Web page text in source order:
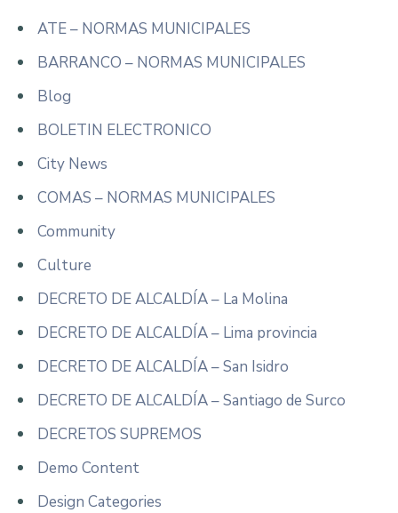
ATE – NORMAS MUNICIPALES
BARRANCO – NORMAS MUNICIPALES
Blog
BOLETIN ELECTRONICO
City News
COMAS – NORMAS MUNICIPALES
Community
Culture
DECRETO DE ALCALDÍA – La Molina
DECRETO DE ALCALDÍA – Lima provincia
DECRETO DE ALCALDÍA – San Isidro
DECRETO DE ALCALDÍA – Santiago de Surco
DECRETOS SUPREMOS
Demo Content
Design Categories